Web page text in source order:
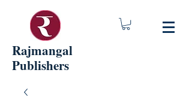
Rajmangal
Publishers